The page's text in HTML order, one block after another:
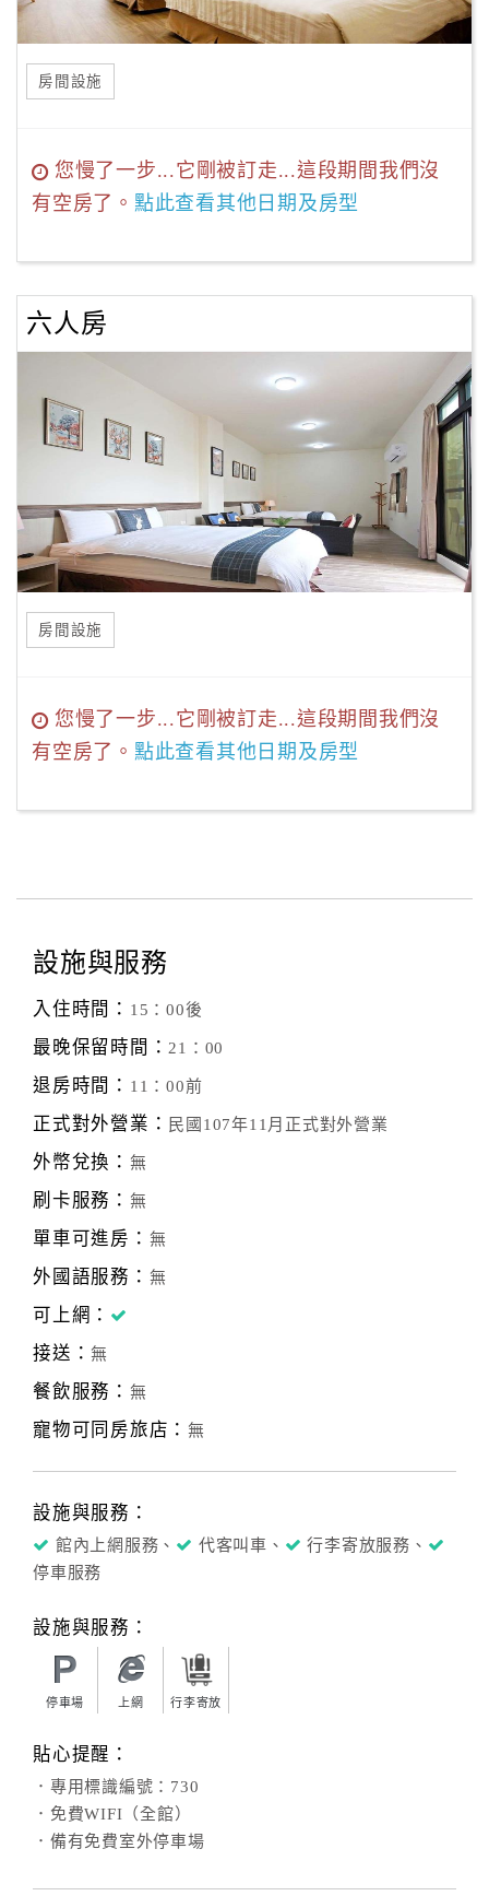
房間設施
您慢了一步...它剛被訂走...這段期間我們沒
有空房了。 點此查看其他日期及房型
六人房
房間設施
您慢了一步...它剛被訂走...這段期間我們沒
有空房了。 點此查看其他日期及房型
設施與服務
入住時間： 15：00後
最晚保留時間：21：00
退房時間： 11：00前
正式對外營業： 民國107年11月正式對外營業
外幣兌換： 無
刷卡服務： 無
單車可進房： 無
外國語服務： 無
可上網：
接送：無
餐飲服務： 無
寵物可同房旅店： 無
設施與服務：
館內上網服務、 代客叫車、
行李寄放服務、
停車服務
設施與服務：
停車場 上網 行李寄放
貼心提醒：
．專用標識編號：730
．免費WIFI（全館）
．備有免費室外停車場